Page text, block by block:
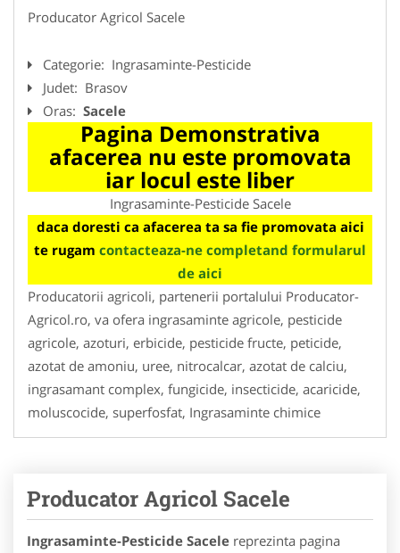
Producator Agricol Sacele
Categorie: Ingrasaminte-Pesticide
Judet: Brasov
Oras: Sacele
Pagina Demonstrativa
afacerea nu este promovata
iar locul este liber
Ingrasaminte-Pesticide Sacele
daca doresti ca afacerea ta sa fie promovata aici
te rugam contacteaza-ne completand formularul
de aici
Producatorii agricoli, partenerii portalului Producator-
Agricol.ro, va ofera ingrasaminte agricole, pesticide
agricole, azoturi, erbicide, pesticide fructe, peticide,
azotat de amoniu, uree, nitrocalcar, azotat de calciu,
ingrasamant complex, fungicide, insecticide, acaricide,
moluscocide, superfosfat, Ingrasaminte chimice
Producator Agricol Sacele
Ingrasaminte-Pesticide Sacele reprezinta pagina